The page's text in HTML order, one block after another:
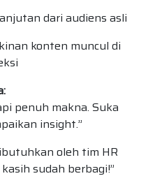
dari audiens asli
konten muncul di
penuh makna. Suka
insight.”
oleh tim HR
sudah berbagi!”